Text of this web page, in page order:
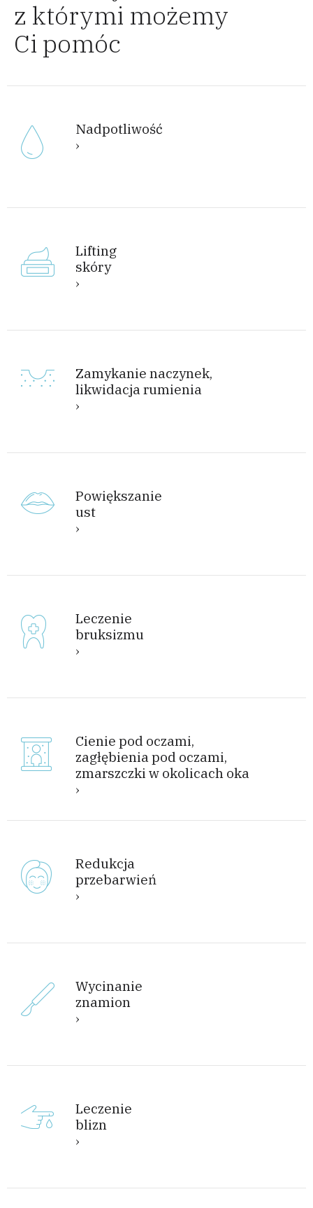
z którymi możemy
Ci pomóc
Nadpotliwość
Lifting
skóry
Zamykanie naczynek,
likwidacja rumienia
Powiększanie
ust
Leczenie
bruksizmu
Cienie pod oczami,
zagłębienia pod oczami,
zmarszczki w okolicach oka
Redukcja
przebarwień
Wycinanie
znamion
Leczenie
blizn